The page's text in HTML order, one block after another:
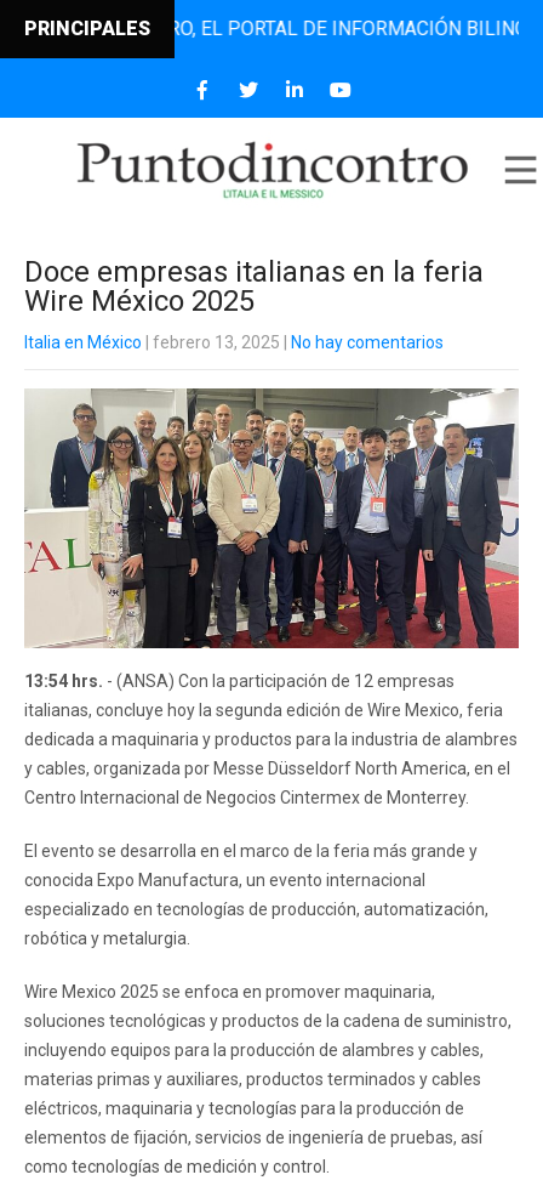
PRINCIPALESEL PORTAL DE INFORMACIÓN BILINGÜE
Doce empresas italianas en la feria
Wire México 2025
Italia en México | febrero 13, 2025 No hay comentarios
13:54 hrs. - (ANSA) Con la participación de 12 empresas
italianas, concluye hoy la segunda edición de Wire Mexico, feria
dedicada a maquinaria y productos para la industria de alambres
y cables, organizada por Messe Düsseldorf North America, en el
Centro Internacional de Negocios Cintermex de Monterrey.
El evento se desarrolla en el marco de la feria más grande y
conocida Expo Manufactura, un evento internacional
especializado en tecnologías de producción, automatización,
robótica y metalurgia.
Wire Mexico 2025 se enfoca en promover maquinaria,
soluciones tecnológicas y productos de la cadena de suministro,
incluyendo equipos para la producción de alambres y cables,
materias primas y auxiliares, productos terminados y cables
eléctricos, maquinaria y tecnologías para la producción de
elementos de fijación, servicios de ingeniería de pruebas, así
como tecnologías de medición y control.